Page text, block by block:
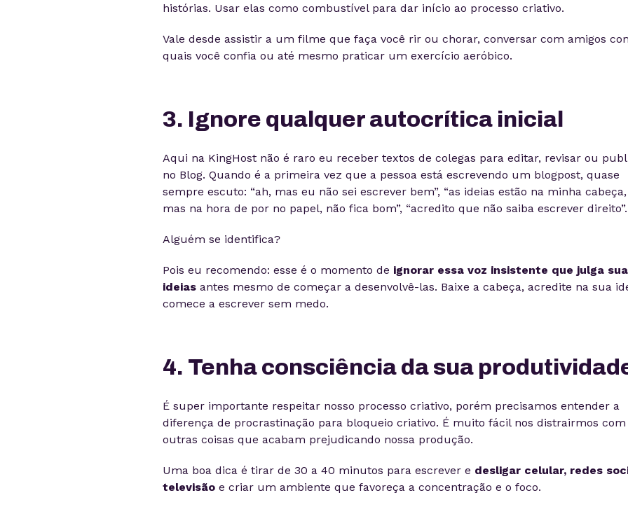
histórias. Usar elas como combustível para dar início ao processo criativo.
Vale desde assistir a um filme que faça você rir ou chorar, conversar com amigos
quais você confia ou até mesmo praticar um exercício aeróbico.
3. Ignore qualquer autocrítica inicial
Aqui na KingHost não é raro eu receber textos de colegas para editar, revisar ou
no Blog. Quando é a primeira vez que a pessoa está escrevendo um blogpost, quase
sempre escuto: “ah, mas eu não sei escrever bem”, “as ideias estão na minha cabeça,
mas na hora de por no papel, não fica bom”, “acredito que não saiba escrever direito”.
Alguém se identifica?
Pois eu recomendo: esse é o momento de ignorar essa voz insistente que julga
ideiasantes mesmo de começar a desenvolvê-las. Baixe a cabeça, acredite na sua
comece a escrever sem medo.
4. Tenha consciência da sua
É super importante respeitar nosso processo criativo, porém precisamos entender a
diferença de procrastinação para bloqueio criativo. É muito fácil nos distrairmos com
outras coisas que acabam prejudicando nossa produção.
Uma boa dica é tirar de 30 a 40 minutos para escrever e desligar celular, redes
televisãoe criar um ambiente que favoreça a concentração e o foco.